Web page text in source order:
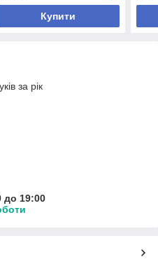
Купити
за рік
до 19:00